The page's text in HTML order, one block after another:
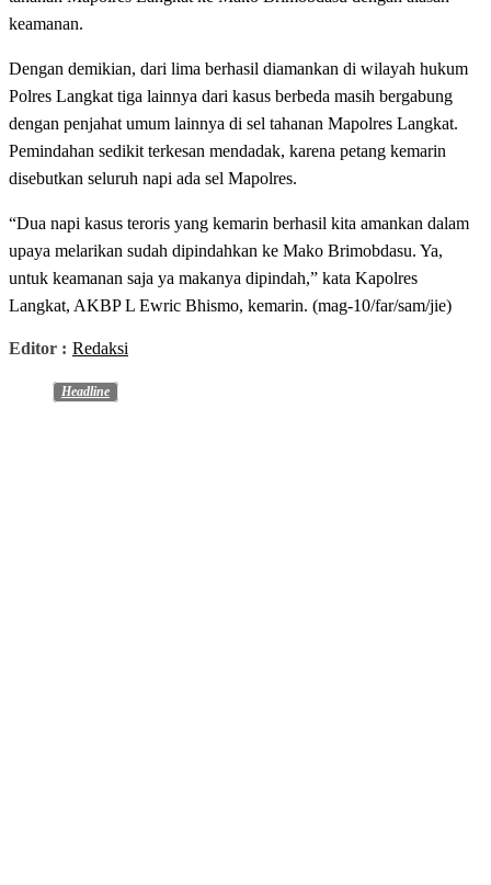
keamanan.
Dengan demikian, dari lima berhasil diamankan di wilayah hukum
Polres Langkat tiga lainnya dari kasus berbeda masih bergabung
dengan penjahat umum lainnya di sel tahanan Mapolres Langkat.
Pemindahan sedikit terkesan mendadak, karena petang kemarin
disebutkan seluruh napi ada sel Mapolres.
“Dua napi kasus teroris yang kemarin berhasil kita amankan dalam
upaya melarikan sudah dipindahkan ke Mako Brimobdasu. Ya,
untuk keamanan saja ya makanya dipindah,” kata Kapolres
Langkat, AKBP L Ewric Bhismo, kemarin. (mag-10/far/sam/jie)
Editor : Redaksi
Headline